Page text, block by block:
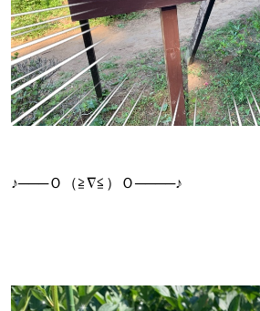
♪───Ｏ（≧∇≦）Ｏ────♪